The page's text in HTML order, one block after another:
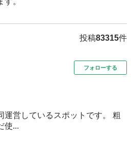
投稿83315件
フォローする
運営しているスポットです。 粗
使...